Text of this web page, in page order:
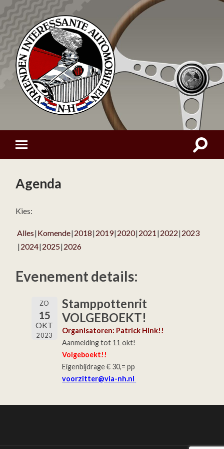
Agenda
Kies:
Alles Komende 2018 2019 2020 2021 2022 2023
2024 2025 2026
Evenement details:
ZO
15
OKT
2023
Stamppottenrit
VOLGEBOEKT!
Organisatoren: Patrick Hink!!
Aanmelding tot 11 okt!
Volgeboekt!!
Eigenbijdrage € 30,= pp
voorzitter@via-nh.nl